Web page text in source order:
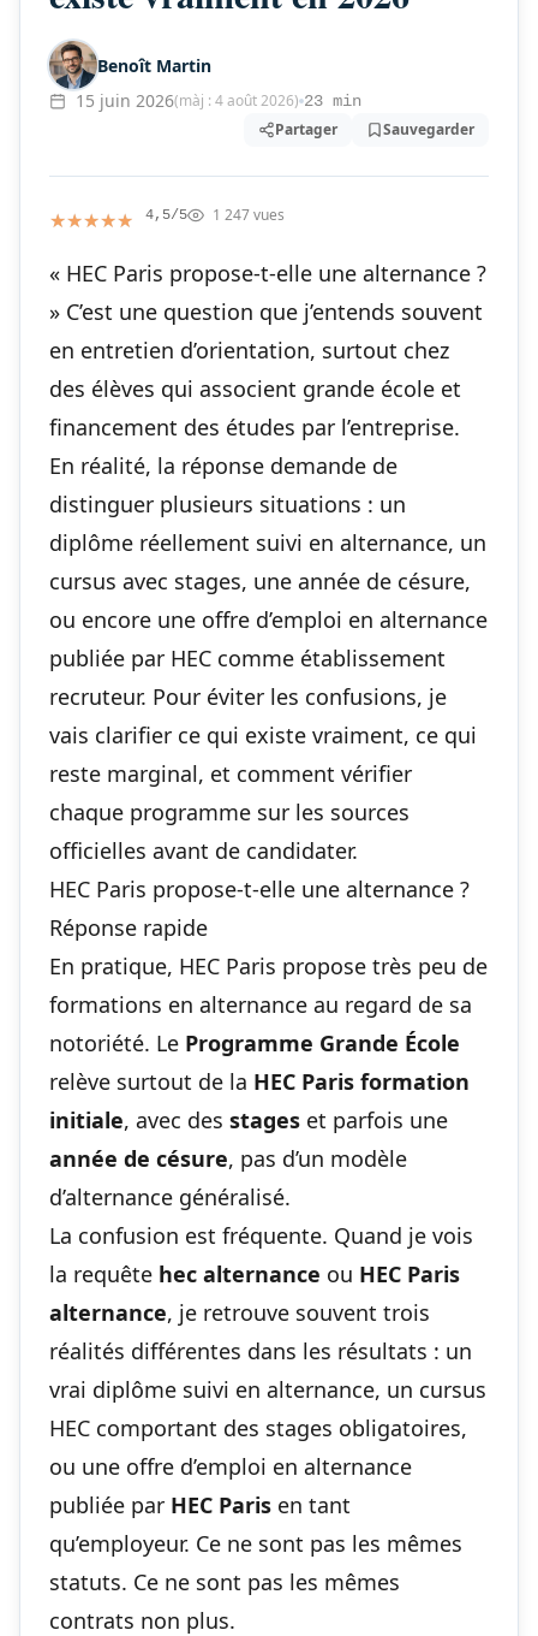
Benoît Martin
15 juin 2026(màj : 4 août 2026) 23 min
Partager Sauvegarder
★★★★★
★★★★★ 4,5/5 1 247 vues
« HEC Paris propose-t-elle une alternance ?
» C’est une question que j’entends souvent
en entretien d’orientation, surtout chez
des élèves qui associent grande école et
financement des études par l’entreprise.
En réalité, la réponse demande de
distinguer plusieurs situations : un
diplôme réellement suivi en alternance, un
cursus avec stages, une année de césure,
ou encore une offre d’emploi en alternance
publiée par HEC comme établissement
recruteur. Pour éviter les confusions, je
vais clarifier ce qui existe vraiment, ce qui
reste marginal, et comment vérifier
chaque programme sur les sources
officielles avant de candidater.
HEC Paris propose-t-elle une alternance ?
Réponse rapide
En pratique, HEC Paris propose très peu de
formations en alternance au regard de sa
notoriété. Le Programme Grande École
relève surtout de la HEC Paris formation
initiale, avec des stages et parfois une
année de césure, pas d’un modèle
d’alternance généralisé.
La confusion est fréquente. Quand je vois
la requête hec alternance ou HEC Paris
alternance, je retrouve souvent trois
réalités différentes dans les résultats : un
vrai diplôme suivi en alternance, un cursus
HEC comportant des stages obligatoires,
ou une offre d’emploi en alternance
publiée par HEC Paris en tant
qu’employeur. Ce ne sont pas les mêmes
statuts. Ce ne sont pas les mêmes
contrats non plus.